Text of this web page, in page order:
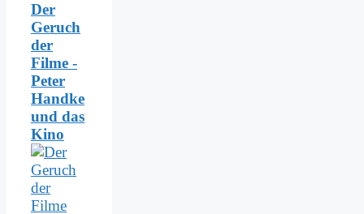
Der
Geruch
der
Filme -
Peter
Handke
und das
Kino